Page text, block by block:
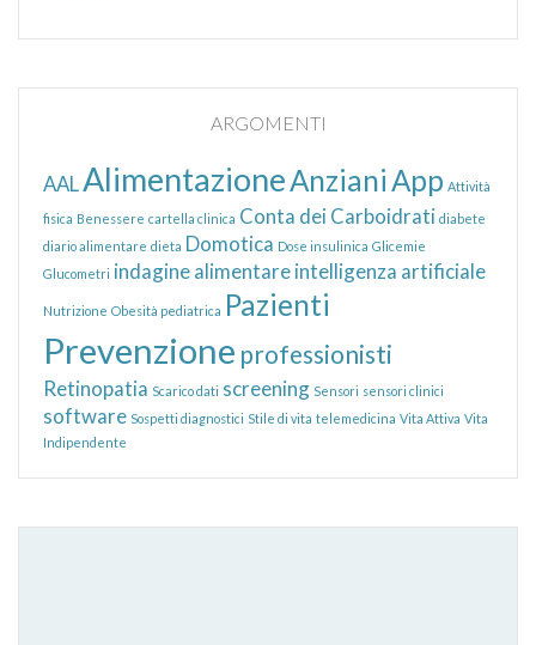
ARGOMENTI
AALAlimentazioneAnzianiApp Attività
fisica Benessere cartella clinica Conta dei Carboidrati diabete
diario alimentare dieta Domotica Dose insulinica Glicemie
Glucometri indagine alimentareintelligenza artificiale
Nutrizione Obesità pediatrica Pazienti
Prevenzione professionisti
Retinopatia Scarico dati screening Sensori sensori clinici
software Sospetti diagnostici Stile di vita telemedicina Vita Attiva Vita
Indipendente